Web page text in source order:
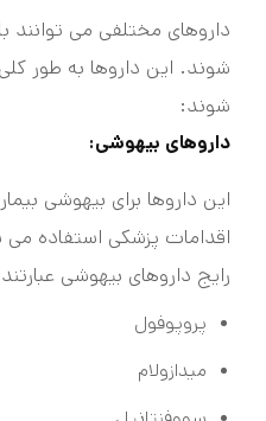
داروهای مختلفی می
شوند. این داروها به طور
شوند:
داروهای بیهوشی:
این داروها برای بیهوشی
اقدامات پزشکی استفاده
رایج داروهای بیهوشی عبارتند
پروپوفول
میدازولام